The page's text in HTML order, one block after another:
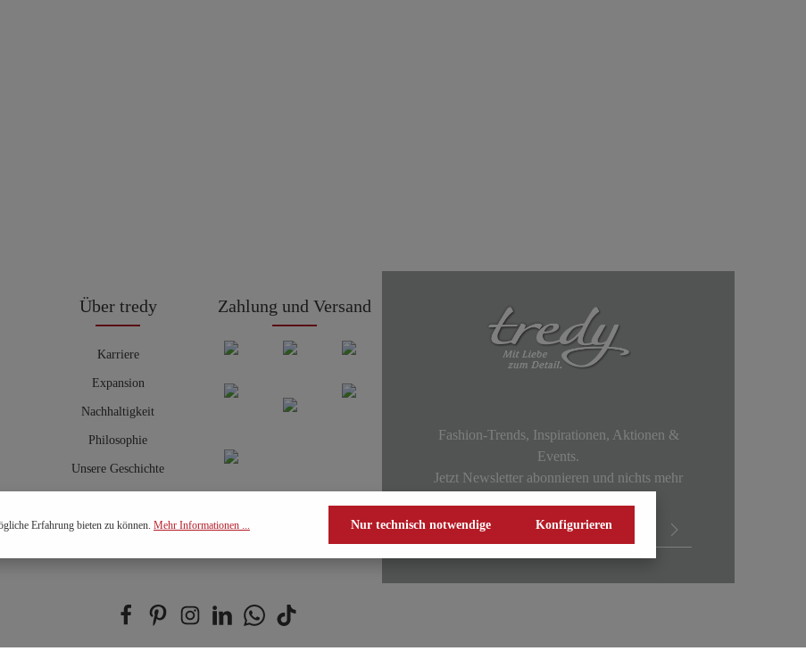
Über tredy
Karriere
Expansion
Nachhaltigkeit
Philosophie
Unsere Geschichte
Zahlung und Versand
Fashion-Trends, Inspirationen, Aktionen &
Events.
Jetzt Newsletter abonnieren und nichts mehr
Erfahrung bieten zu können. Mehr Informationen ... Nur technisch notwendige Konfigurieren